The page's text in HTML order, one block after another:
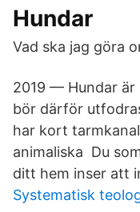
Hundar
Vad ska jag göra
2019 — Hundar
bör därför
har kort
animaliska Du
ditt hem inser att
Systematisk